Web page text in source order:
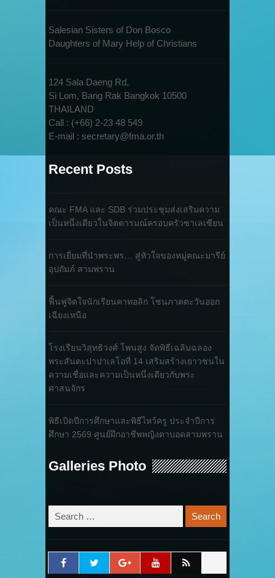
Salesian Sisters of Don Bosco
Daughters of Mary Help of Christians
124 Sala Daeng Rd,
Si Lom, Bang Rak Bangkok 10500
THAILAND
Call : (+66) 2-23 48 549
E-mail : secretary@fma.or.th
Recent Posts
คณะ FMA และ SDB ร่วมประชุมส่งเสริมความ
เป็นหนึ่งเดียวในจิตตารมณ์ครอบครัวซาเลเซียน
การเยี่ยมที่นำพระพร… สู่หัวใจของหมู่คณะมารีย์
อุปถัมภ์ สามพราน
ฟื้นฟูจิตใจนักเรียนคาทอลิก โซนภาคตะวันออก
เฉียงเหนือ
โรงเรียนวิสุทธิวงศ์ โพนสูง จัดพิธีเฉลิมฉลอง
พระสันตะปาปาเลโอที่ 14 เสริมสร้างเยาวชนใน
ความเชื่อและความเป็นหนึ่งเดียวกับพระ
ศาสนจักร
พิธีเปิดปีการศึกษาและพิธีไหว้ครู ประจำปีการ
ศึกษา 2569 ศูนย์ฝึกอาชีพหญิงตาบอดสามพราน
Galleries Photo